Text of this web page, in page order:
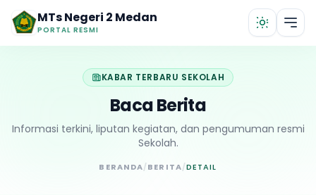
Lewati ke konten utama
MTs Negeri 2 Medan
PORTAL RESMI
KABAR TERBARU SEKOLAH
Baca Berita
Informasi terkini, liputan kegiatan, dan pengumuman resmi
Sekolah.
BERANDA/BERITA/DETAIL